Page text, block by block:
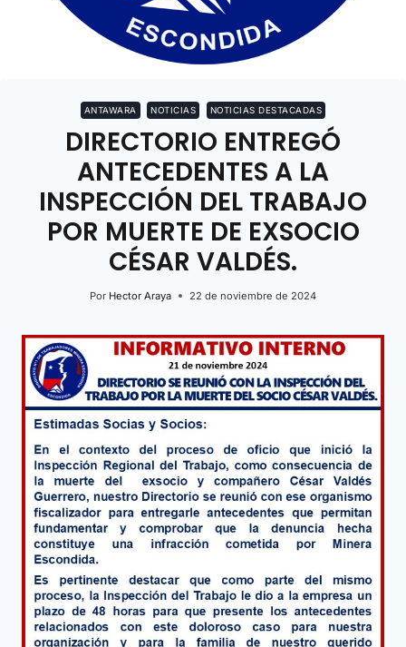
ANTAWARA NOTICIAS NOTICIAS DESTACADAS
DIRECTORIO ENTREGÓ
ANTECEDENTES A LA
INSPECCIÓN DEL TRABAJO
POR MUERTE DE EXSOCIO
CÉSAR VALDÉS.
Por Hector Araya 22 de noviembre de 2024